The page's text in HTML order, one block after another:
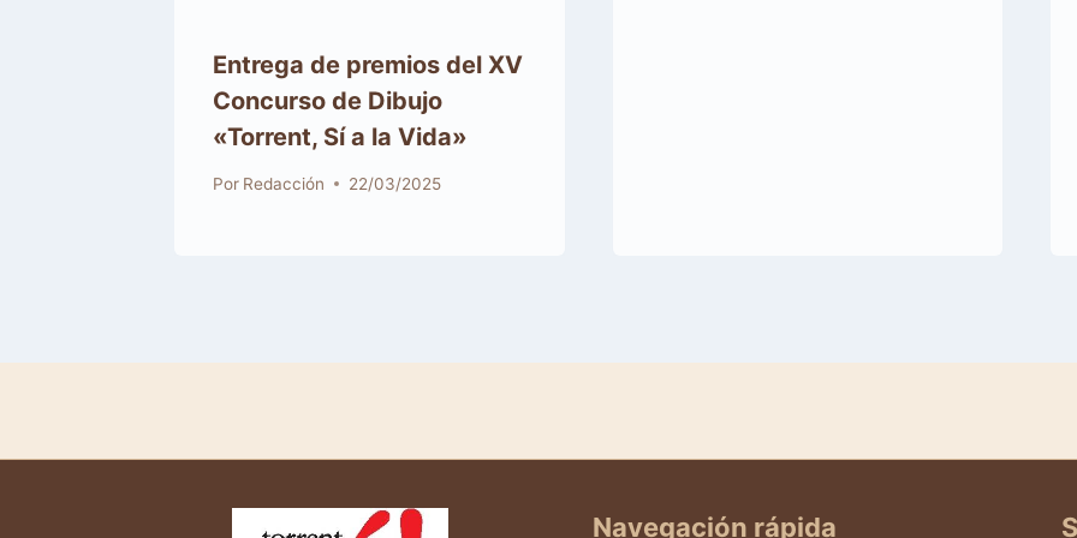
Entrega de premios del XV
Concurso de Dibujo
«Torrent, Sí a la Vida»
Por Redacción 22/03/2025
Navegación rápida